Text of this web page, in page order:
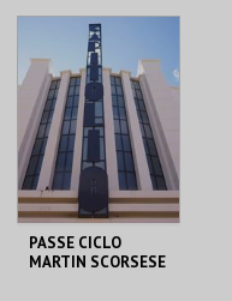
AQUISIÇÃO
MAIS INFO
COMPRAR
PASSE CICLO
MARTIN SCORSESE